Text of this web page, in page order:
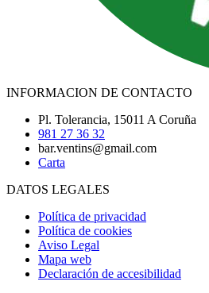
INFORMACION DE CONTACTO
Pl. Tolerancia, 15011 A Coruña
981 27 36 32
bar.ventins@gmail.com
Carta
DATOS LEGALES
Política de privacidad
Política de cookies
Aviso Legal
Mapa web
Declaración de accesibilidad